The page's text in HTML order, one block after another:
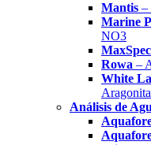
Mantis –
Marine
NO3
Rowa –
White
Aragonita
Análisis de